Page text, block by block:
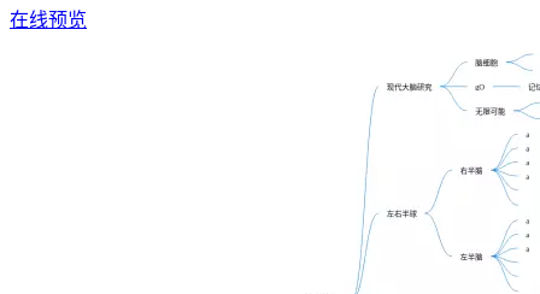
在线预览